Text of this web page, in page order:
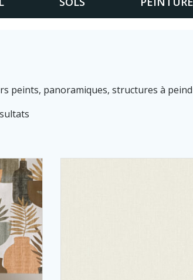
peints, panoramiques, structures à